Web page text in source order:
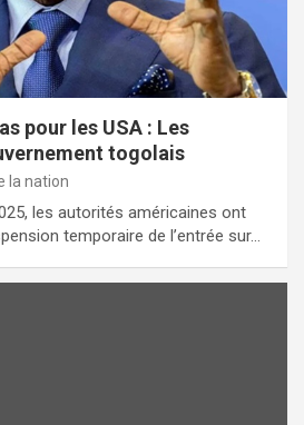
pour les USA : Les
togolais
la nation
les autorités américaines ont
temporaire de l’entrée sur…